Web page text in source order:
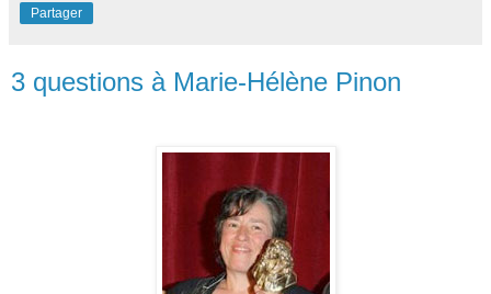
Partager
3 questions à Marie-Hélène Pinon